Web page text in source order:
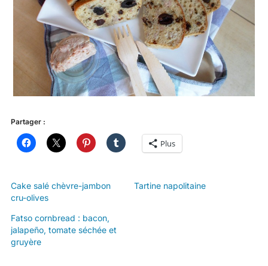
Partager :
Plus
Cake salé chèvre-jambon
cru-olives
Tartine napolitaine
Fatso cornbread : bacon,
jalapeño, tomate séchée et
gruyère